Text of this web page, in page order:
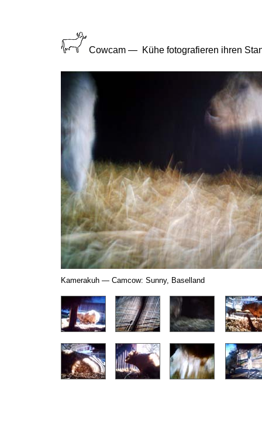
Cowcam — Kühe fotografieren ihren
Kamerakuh — Camcow: Sunny, Baselland